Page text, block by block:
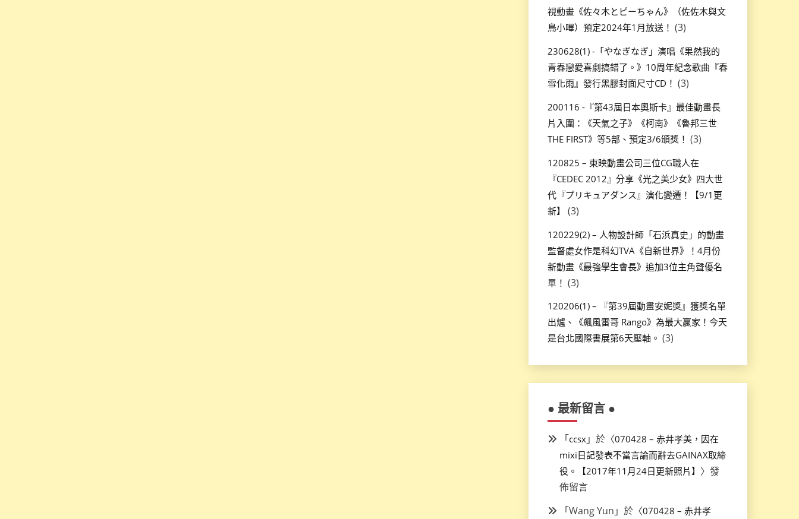
視動畫《佐々木とピーちゃん》（佐佐木與文
鳥小嗶）預定2024年1月放送！ (3)
230628(1) -「やなぎなぎ」演唱《果然我的
青春戀愛喜劇搞錯了。》10周年紀念歌曲『春
雪化雨』發行黑膠封面尺寸CD！ (3)
200116 -『第43屆日本奧斯卡』最佳動畫長
片入圍：《天氣之子》《柯南》《魯邦三世
THE FIRST》等5部、預定3/6頒獎！ (3)
120825 – 東映動畫公司三位CG職人在
『CEDEC 2012』分享《光之美少女》四大世
代『プリキュアダンス』演化變遷！【9/1更
新】
(3)
120229(2) – 人物設計師「石浜真史」的動畫
監督處女作是科幻TVA《自新世界》！4月份
新動畫《最強學生會長》追加3位主角聲優名
單！ (3)
120206(1) – 『第39屆動畫安妮獎』獲獎名單
出爐、《飆風雷哥 Rango》為最大贏家！今天
是台北國際書展第6天壓軸。 (3)
● 最新留言 ●
「ccsx」於〈070428 – 赤井孝美，因在
mixi日記發表不當言論而辭去GAINAX取締
役。【2017年11月24日更新照片】 〉發
佈留言
「Wang Yun 」於〈070428 – 赤井孝